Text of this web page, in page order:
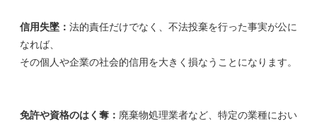
信用失墜： 法的責任だけでなく、不法投棄を行った事実が公に
なれば、
その個人や企業の社会的信用を大きく損なうことになります。
免許や資格のはく奪： 廃棄物処理業者など、特定の業種におい